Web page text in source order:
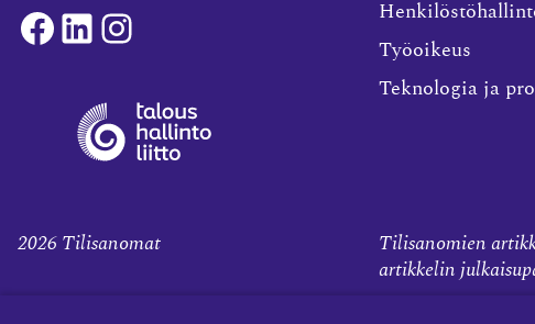
Facebook
LinkedInInstagram
Työoikeus
Teknologia ja
2026 Tilisanomat
Tilisanomien
artikkelin